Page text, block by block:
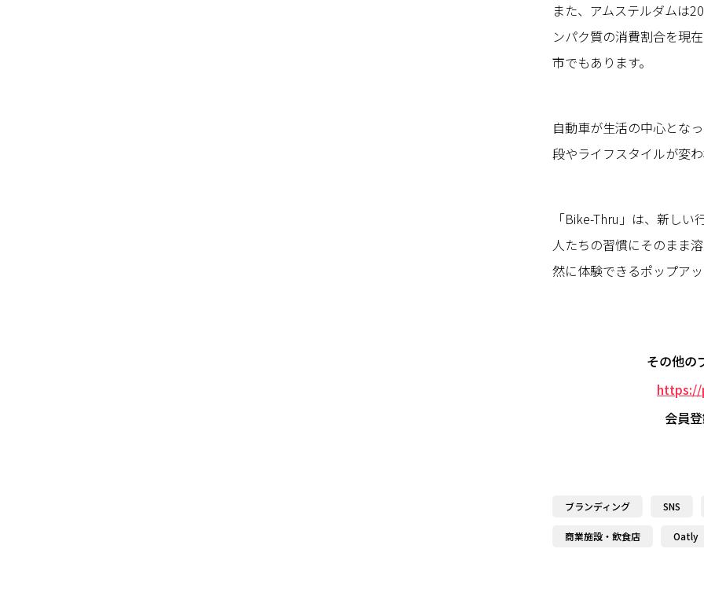
また、アムステルダムは
ンパク質の消費割合を現
市でもあります。
自動車が生活の中心とな
段やライフスタイルが変
「Bike-Thru」は、新し
人たちの習慣にそのまま
然に体験できるポップア
その他の
https://
会員
ブランディング SNS
商業施設・飲食店 Oatly